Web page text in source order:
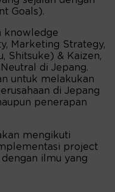
Goals).
knowledge
Marketing Strategy,
Shitsuke) & Kaizen,
di Jepang.
untuk melakukan
di Jepang
penerapan
mengikuti
project
ilmu yang